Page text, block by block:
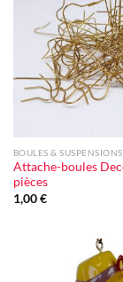
BOULES & SUSPENSIONS
Attache-boules
pièces
1,00€